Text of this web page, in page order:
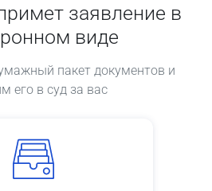
заявление в
виде
пакет документов и
его в суд за вас